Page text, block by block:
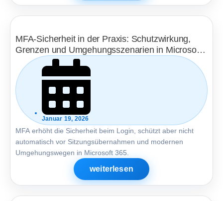
Zeitfenstern abhängt.
MFA-Sicherheit in der Praxis: Schutzwirkung,
Grenzen und Umgehungsszenarien in Microsoft
365
Januar 19, 2026
MFA erhöht die Sicherheit beim Login, schützt aber nicht
automatisch vor Sitzungsübernahmen und modernen
Umgehungswegen in Microsoft 365.
weiterlesen